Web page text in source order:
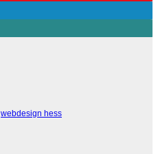
webdesign hess